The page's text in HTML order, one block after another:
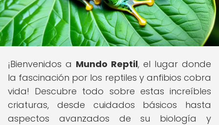
¡Bienvenidos a Mundo Reptil, el lugar donde
la fascinación por los reptiles y anfibios cobra
vida! Descubre todo sobre estas increíbles
criaturas, desde cuidados básicos hasta
aspectos avanzados de su biología y